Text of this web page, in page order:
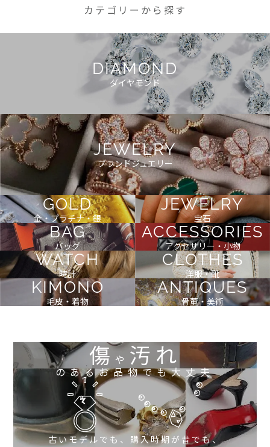
カテゴリーから探す
DIAMOND
ダイヤモンド
JEWELRY
ブランドジュエリー
GOLD
金・プラチナ・銀
JEWELRY
宝石
BAG
バッグ
ACCESSORIES
アクセサリー・小物
WATCH
時計
CLOTHES
洋服・靴
KIMONO
毛皮・着物
ANTIQUES
骨董・美術
傷や 汚れ
のあるお品物でも大丈夫
古いモデルでも、購入時期が昔でも、